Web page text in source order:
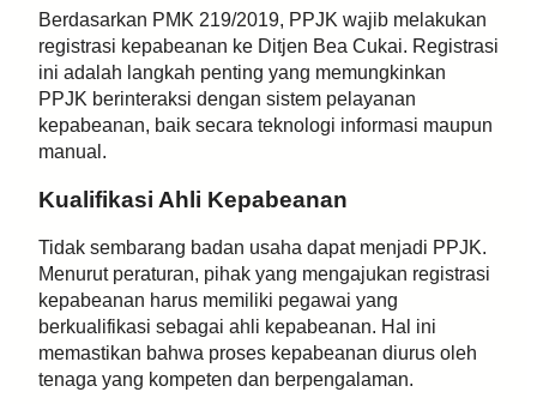
Berdasarkan PMK 219/2019, PPJK wajib melakukan
registrasi kepabeanan ke Ditjen Bea Cukai. Registrasi
ini adalah langkah penting yang memungkinkan
PPJK berinteraksi dengan sistem pelayanan
kepabeanan, baik secara teknologi informasi maupun
manual.
Kualifikasi Ahli Kepabeanan
Tidak sembarang badan usaha dapat menjadi PPJK.
Menurut peraturan, pihak yang mengajukan registrasi
kepabeanan harus memiliki pegawai yang
berkualifikasi sebagai ahli kepabeanan. Hal ini
memastikan bahwa proses kepabeanan diurus oleh
tenaga yang kompeten dan berpengalaman.